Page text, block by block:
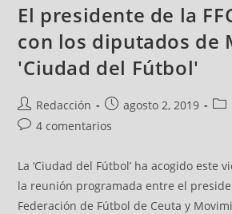
El presidente de la
con los diputados de
'Ciudad del Fútbol'
Redacción agosto 2, 2019
4 comentarios
La ‘Ciudad del Fútbol’ ha acogido este
la reunión programada entre el
Federación de Fútbol de Ceuta y